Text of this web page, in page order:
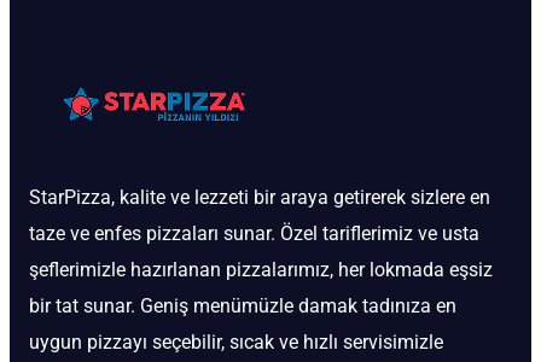
StarPizza, kalite ve lezzeti bir araya getirerek sizlere en
taze ve enfes pizzaları sunar. Özel tariflerimiz ve usta
şeflerimizle hazırlanan pizzalarımız, her lokmada eşsiz
bir tat sunar. Geniş menümüzle damak tadınıza en
uygun pizzayı seçebilir, sıcak ve hızlı servisimizle